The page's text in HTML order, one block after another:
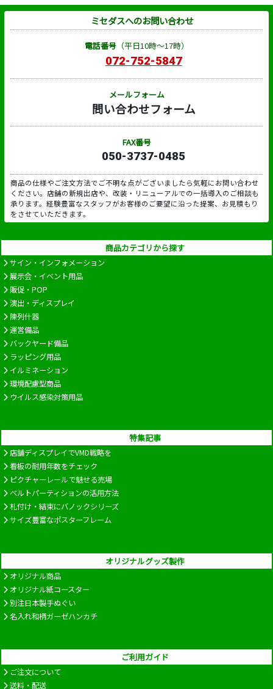
ミセダスへのお問い合わせ
電話番号（平日10時～17時）
072-752-5847
メールフォーム
問い合わせフォーム
FAX番号
050-3737-0485
商品の仕様やご注文方法でご不明な点がございましたら気軽にお問い合わせ
ください。店舗の新規出店や、改装・リニューアルでの一括導入のご相談も
承ります。経験豊富なスタッフがお客様のご要望に沿った提案、お見積もり
をさせていただきます。
商品カテゴリから探す
サイン・インフォメーション
展示会・イベント用品
販促・POP
演出・ディスプレイ
陳列什器
運営備品
バックヤード備品
ラッピング用品
イルミネーション
環境配慮型商品
ウイルス感染対策用品
特集記事
店舗ディスプレイでVMD戦略を
看板の耐用年数をチェック
ピクチャーレールで魅せる売場
ベルトパーティションの活用方法
札付け・結束にバノックシリーズ
サイズ豊富なポスターフレーム
オリジナルグッズ製作
オリジナル商品
オリジナル紙コースター
別注日本製手ぬぐい
名入れ和柄ガーゼハンカチ
ご利用ガイド
ご注文について
送料・配送